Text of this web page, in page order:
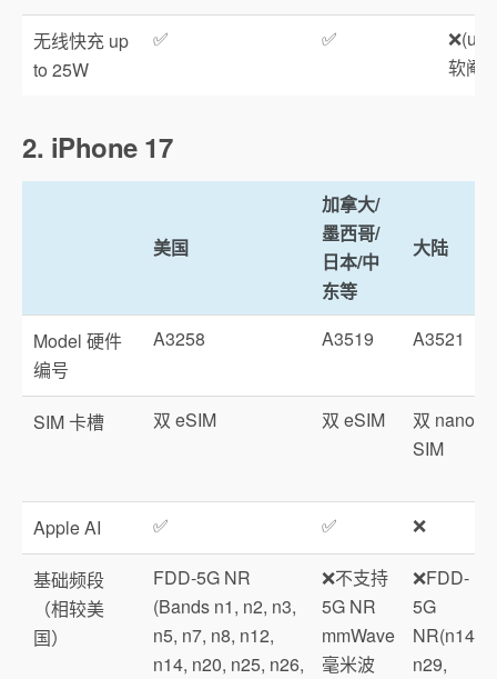
无线快充 up
to 25W
✅ ✅
❌(up
软阉
2. iPhone 17
美国
加拿大/
墨西哥/
日本/中
东等
大陆
Model 硬件
编号
A3258 A3519 A3521
SIM 卡槽 双 eSIM 双 eSIM
双 nano-
SIM
Apple AI ✅ ✅ ❌
基础频段
（相较美
国）
FDD‑5G NR
(Bands n1, n2, n3,
n5, n7, n8, n12,
n14, n20, n25, n26,
❌不支持
5G NR
mmWave
毫米波
❌FDD-
5G
NR(n14,
n29,